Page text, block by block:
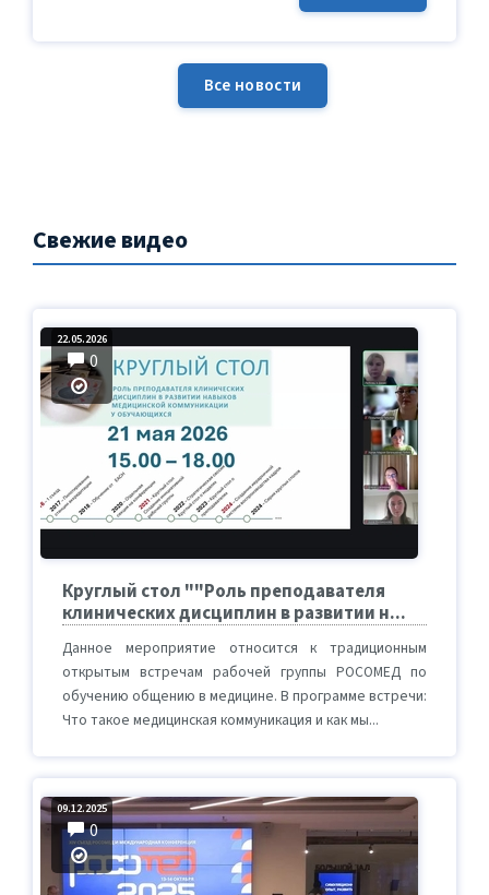
Все новости
Свежие видео
22.05.2026
0
Круглый стол ""Роль преподавателя
клинических дисциплин в развитии н...
Данное мероприятие относится к традиционным
открытым встречам рабочей группы РОСОМЕД по
обучению общению в медицине. В программе встречи:
Что такое медицинская коммуникация и как мы...
09.12.2025
0